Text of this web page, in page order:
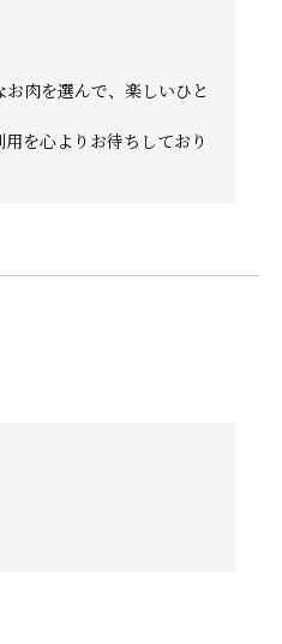
肉を選んで、楽しいひと
を心よりお待ちしており